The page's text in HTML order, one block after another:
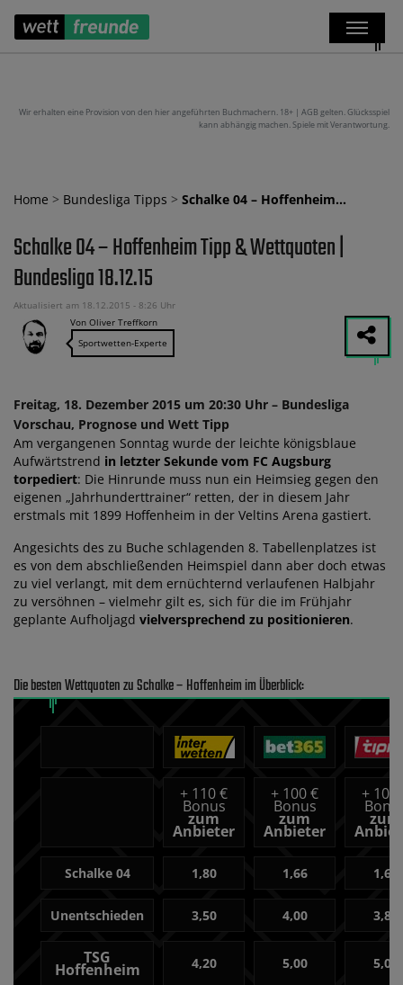
Wir erhalten eine Provision von den hier angeführten Buchmachern. 18+ | AGB gelten. Glücksspiel
kann abhängig machen. Spiele mit Verantwortung.
Home > Bundesliga Tipps > Schalke 04 – Hoffenheim…
Schalke 04 – Hoffenheim Tipp & Wettquoten |
Bundesliga 18.12.15
Aktualisiert am 18.12.2015 - 8:26 Uhr
Von Oliver Treffkorn
Sportwetten-Experte
Freitag, 18. Dezember 2015 um 20:30 Uhr – Bundesliga
Vorschau, Prognose und Wett Tipp
Am vergangenen Sonntag wurde der leichte königsblaue
Aufwärtstrend in letzter Sekunde vom FC Augsburg
torpediert: Die Hinrunde muss nun ein Heimsieg gegen den
eigenen „Jahrhunderttrainer“ retten, der in diesem Jahr
erstmals mit 1899 Hoffenheim in der Veltins Arena gastiert.
Angesichts des zu Buche schlagenden 8. Tabellenplatzes ist
es von dem abschließenden Heimspiel dann aber doch etwas
zu viel verlangt, mit dem ernüchternd verlaufenen Halbjahr
zu versöhnen – vielmehr gilt es, sich für die im Frühjahr
geplante Aufholjagd vielversprechend zu positionieren.
Die besten Wettquoten zu Schalke – Hoffenheim im Überblick:
+ 110 €
Bonus
zum
Anbieter
+ 100 €
Bonus
zum
Anbieter
+ 100
zum
Schalke 04 1,80 1,66 1,67
Unentschieden 3,50 4,00 3,80
TSG
Hoffenheim 4,20 5,00 5,00